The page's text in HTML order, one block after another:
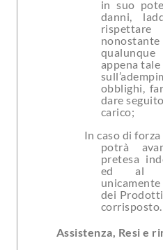
in suo
danni,
appena
obblighi,
dare
carico;
In caso di forza maggiore, il Cliente non
potrà
pretesa
ed al
dei
corrisposto.
Assistenza, Resi e